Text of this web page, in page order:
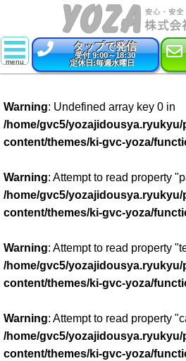
タップで発信
受付 9:00～18:30
定休日:毎週水曜日
新車
特選中古車
車検
点検・整備
コーティング
Warning: Undefined array key 0 in
/home/gvc5/
content/themes/ki-gvc-yoza/
Warning: Attempt to read property
/home/gvc5/
content/themes/ki-gvc-yoza/
Warning: Attempt to read property
/home/gvc5/
content/themes/ki-gvc-yoza/
Warning: Attempt to read property
/home/gvc5/
content/themes/ki-gvc-yoza/